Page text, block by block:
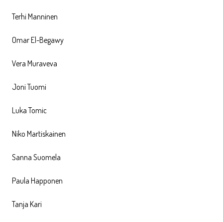
Terhi Manninen
Omar El-Begawy
Vera Muraveva
Joni Tuomi
Luka Tomic
Niko Martiskainen
Sanna Suomela
Paula Happonen
Tanja Kari